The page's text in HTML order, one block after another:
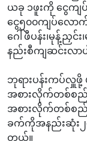
ယခု ၁ဖူးကို ငွေကျ
ငွေ၅၀၀ကျပ်လေ
ဂေါ်ဖီပန်း၊မုန့်ညှင်
နည်းစီကျဆင်းလာ
ဘုရားပန်းကပ်လှူဖို့
အစားလိုက်တစ်စည်း
အစားလိုက်တစ်စည်
ခက်ကိုအနည်းဆုံး၂၀
တယ်။